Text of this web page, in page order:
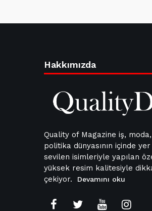
Hakkımızda
Quality of Magazine iş,
politika dünyasının içinde
sevilen isimleriyle yapılan
yüksek resim kalitesiyle
çekiyor.
Devamını oku